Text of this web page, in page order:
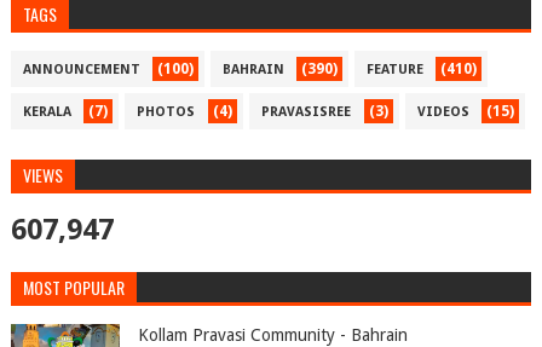
TAGS
ANNOUNCEMENT (100) BAHRAIN (390) FEATURE (410)
KERALA (7) PHOTOS (4) PRAVASISREE (3) VIDEOS (15)
VIEWS
607,947
MOST POPULAR
Kollam Pravasi Community - Bahrain